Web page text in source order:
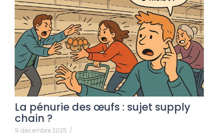
La pénurie des œufs : sujet supply
chain ?
9 décembre 2025 /